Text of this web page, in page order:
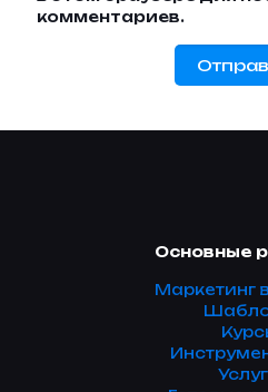
комментариев.
Основные
Маркетинг